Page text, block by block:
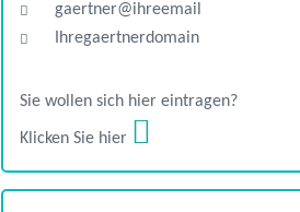
gaertner@ihreemail
Ihregaertnerdomain
Sie wollen sich hier eintragen?
Klicken Sie hier